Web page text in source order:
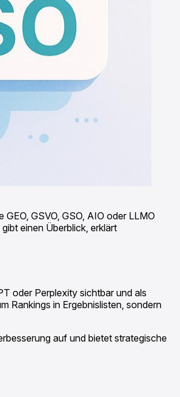
GSVO, GSO, AIO oder LLMO
einen Überblick, erklärt
oder Perplexity sichtbar und als
Rankings in Ergebnislisten, sondern
auf und bietet strategische